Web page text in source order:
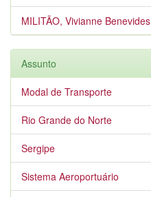
MILITÃO, Vivianne Benevides
Assunto
Modal de Transporte
Rio Grande do Norte
Sergipe
Sistema Aeroportuário